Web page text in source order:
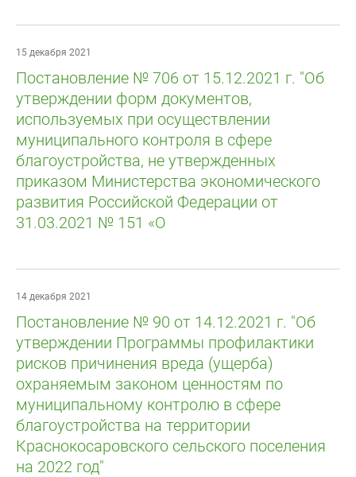
15 декабря 2021
Постановление № 706 от 15.12.2021 г. "Об
утверждении форм документов,
используемых при осуществлении
муниципального контроля в сфере
благоустройства, не утвержденных
приказом Министерства экономического
развития Российской Федерации от
31.03.2021 № 151 «О
14 декабря 2021
Постановление № 90 от 14.12.2021 г. "Об
утверждении Программы профилактики
рисков причинения вреда (ущерба)
охраняемым законом ценностям по
муниципальному контролю в сфере
благоустройства на территории
Краснокосаровского сельского поселения
на 2022 год"